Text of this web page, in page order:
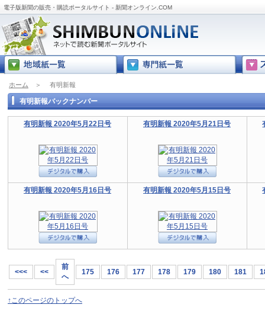
電子版新聞の販売・購読ポータルサイト - 新聞オンライン.COM
ホーム ＞ 有明新報
有明新報バックナンバー
有明新報 2020年5月22日号 有明新報 2020年5月21日号
有明新報 2020年5月16日号 有明新報 2020年5月15日号
<<< <<
前
へ
175 176 177 178 179 180 181
↑このページのトップへ